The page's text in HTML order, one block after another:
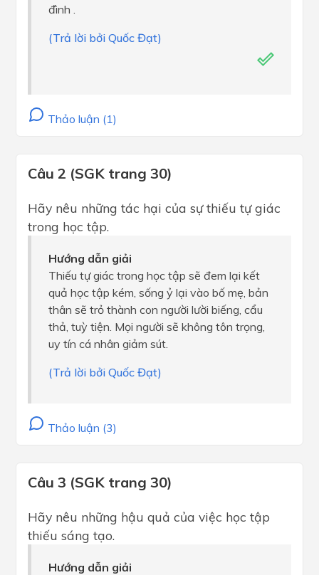
đình .
(Trả lời bởi Quốc Đạt)
Thảo luận (1)
Câu 2 (SGK trang 30)
Hãy nêu những tác hại của sự thiếu tự giác
trong học tập.
Hướng dẫn giải
Thiếu tự giác trong học tập sẽ đem lại kết
quả học tập kém, sống ỷ lại vào bố mẹ, bản
thân sẽ trỏ thành con người lười biếng, cẩu
thả, tuỳ tiện. Mọi người sẽ không tôn trọng,
uy tín cá nhân giảm sút.
(Trả lời bởi Quốc Đạt)
Thảo luận (3)
Câu 3 (SGK trang 30)
Hãy nêu những hậu quả của việc học tập
thiếu sáng tạo.
Hướng dẫn giải